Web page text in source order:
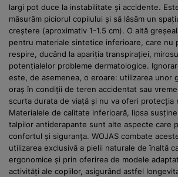
largi pot duce la instabilitate și accidente.
măsurăm piciorul copilului și să lăsăm un
creștere (aproximativ 1-1.5 cm). O altă
pentru materiale sintetice inferioare, care nu
respire, ducând la apariția transpirației,
potențialelor probleme dermatologice.
este, de asemenea, o eroare: utilizarea unor
oraș în condiții de teren accidentat sau
scurta durata de viață și nu va oferi protecția
Materialele de calitate inferioară, lipsa
talpilor antiderapante sunt alte aspecte care
confortul și siguranța. WOJAS combate
utilizarea exclusivă a pielii naturale de înaltă
ergonomice și prin oferirea de modele
activități ale copiilor, asigurând astfel